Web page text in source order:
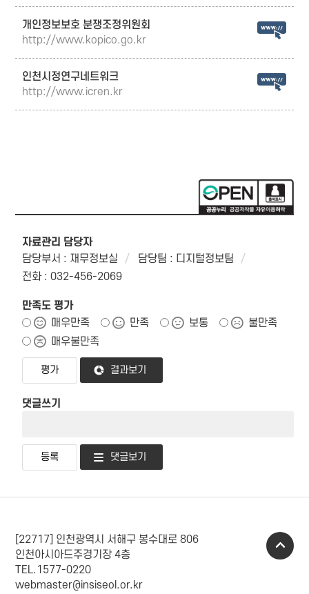
개인정보보호 분쟁조정위원회
http://www.kopico.go.kr
인천시정연구네트워크
http://www.icren.kr
자료관리 담당자
담당부서 : 재무정보실
담당팀 : 디지털정보팀
전화 : 032-456-2069
만족도 평가
매우만족
만족 보통
불만족
매우불만족
결과보기
댓글쓰기
댓글보기
[22717] 인천광역시 서해구 봉수대로 806
인천아시아드주경기장 4층
TEL.1577-0220
webmaster@insiseol.or.kr